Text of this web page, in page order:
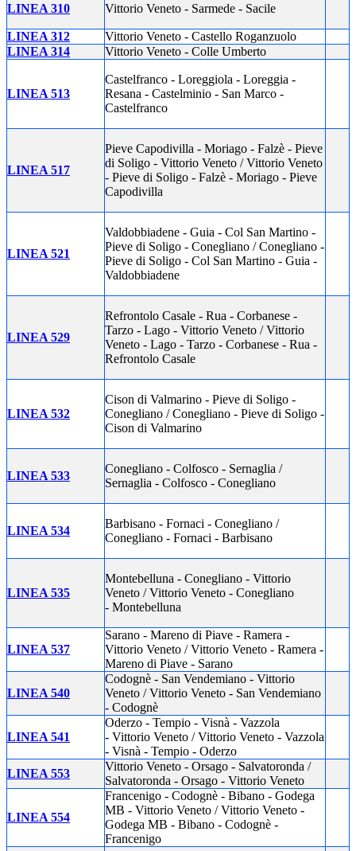
LINEA 310 Vittorio Veneto - Sarmede - Sacile
LINEA 312
Vittorio Veneto - Castello Roganzuolo
LINEA 314
Vittorio Veneto - Colle Umberto
LINEA 513
Castelfranco - Loreggiola - Loreggia -
Resana - Castelminio - San Marco -
Castelfranco
LINEA 517
Pieve Capodivilla - Moriago - Falzè - Pieve
di Soligo - Vittorio Veneto / Vittorio Veneto
- Pieve di Soligo - Falzè - Moriago - Pieve
Capodivilla
LINEA 521
Valdobbiadene - Guia - Col San Martino -
Pieve di Soligo - Conegliano / Conegliano -
Pieve di Soligo - Col San Martino - Guia -
Valdobbiadene
LINEA 529
Refrontolo Casale - Rua - Corbanese -
Tarzo - Lago - Vittorio Veneto / Vittorio
Veneto - Lago - Tarzo - Corbanese - Rua -
Refrontolo Casale
LINEA 532
Cison di Valmarino - Pieve di Soligo -
Conegliano / Conegliano - Pieve di Soligo -
Cison di Valmarino
LINEA 533
Conegliano - Colfosco - Sernaglia /
Sernaglia - Colfosco - Conegliano
LINEA 534
Barbisano - Fornaci - Conegliano /
Conegliano - Fornaci - Barbisano
LINEA 535
Montebelluna - Conegliano - Vittorio
Veneto / Vittorio Veneto - Conegliano
- Montebelluna
LINEA 537
Sarano - Mareno di Piave - Ramera -
Vittorio Veneto / Vittorio Veneto - Ramera -
Mareno di Piave - Sarano
LINEA 540
Codognè - San Vendemiano - Vittorio
Veneto / Vittorio Veneto - San Vendemiano
- Codognè
LINEA 541
Oderzo - Tempio - Visnà - Vazzola
- Vittorio Veneto / Vittorio Veneto - Vazzola
- Visnà - Tempio - Oderzo
LINEA 553
Vittorio Veneto - Orsago - Salvatoronda /
Salvatoronda - Orsago - Vittorio Veneto
LINEA 554
Francenigo - Codognè - Bibano - Godega
MB - Vittorio Veneto / Vittorio Veneto -
Godega MB - Bibano - Codognè -
Francenigo